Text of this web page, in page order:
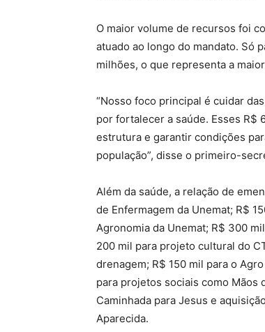
O maior volume de recursos foi
atuado ao longo do mandato. Só
milhões, o que representa a
“Nosso foco principal é cuidar
por fortalecer a saúde. Esses R$
estrutura e garantir condições
população”, disse o primeiro-
Além da saúde, a relação de
de Enfermagem da Unemat; R$
Agronomia da Unemat; R$ 300
200 mil para projeto cultural do
drenagem; R$ 150 mil para o
para projetos sociais como Mãos
Caminhada para Jesus e
Aparecida.